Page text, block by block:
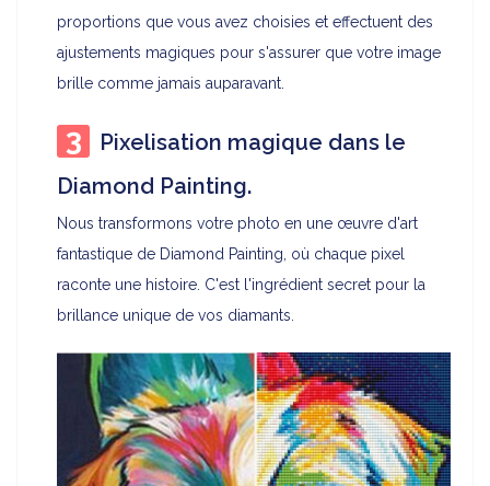
proportions que vous avez choisies et effectuent des
ajustements magiques pour s'assurer que votre image
brille comme jamais auparavant.
Pixelisation magique dans le
Diamond Painting.
Nous transformons votre photo en une œuvre d'art
fantastique de Diamond Painting, où chaque pixel
raconte une histoire. C'est l'ingrédient secret pour la
brillance unique de vos diamants.